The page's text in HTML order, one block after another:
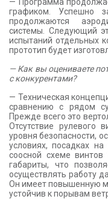
графиком. Успешно
продолжаются
системы. Следующий
испытаний отдельных
прототип будет
— Как вы оцениваете
с конкурентами?
— Техническая
сравнению с рядом
Прежде всего это
Отсутствие рулевого
уровня безопасности,
условиях, посадках
соосной схеме
габариты, что
осуществлять работу
Он имеет повышенную
устойчив к порывам